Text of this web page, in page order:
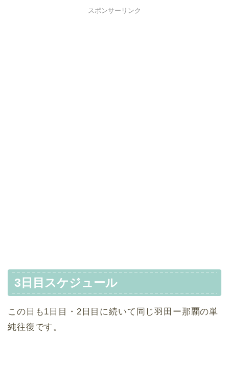
スポンサーリンク
3日目スケジュール
この日も1日目・2日目に続いて同じ羽田ー那覇の単
純往復です。